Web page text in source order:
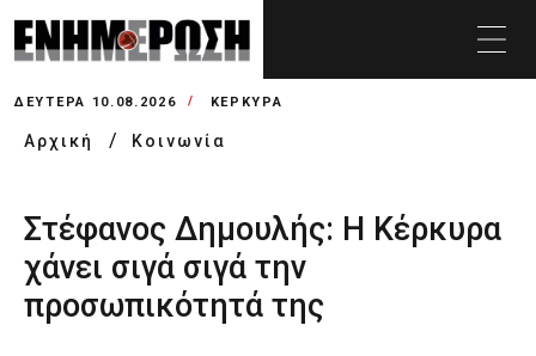
ΔΕΥΤΈΡΑ 10.08.2026 ΚΕΡΚΥΡΑ
Αρχική Κοινωνία
Στέφανος Δημουλής: Η Κέρκυρα
χάνει σιγά σιγά την
προσωπικότητά της